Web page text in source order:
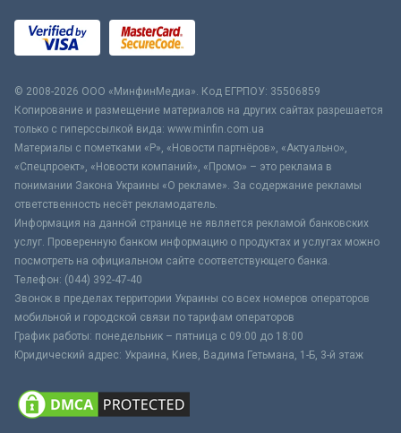
© 2008-2026 ООО «МинфинМедиа». Код ЕГРПОУ: 35506859
Копирование и размещение материалов на других сайтах разрешается
только с гиперссылкой вида: www.minfin.com.ua
Материалы с пометками «Р», «Новости партнёров», «Актуально»,
«Спецпроект», «Новости компаний», «Промо» – это реклама в
понимании Закона Украины «О рекламе». За содержание рекламы
ответственность несёт рекламодатель.
Информация на данной странице не является рекламой банковских
услуг. Проверенную банком информацию о продуктах и услугах можно
посмотреть на официальном сайте соответствующего банка.
Телефон: (044) 392-47-40
Звонок в пределах территории Украины со всех номеров операторов
мобильной и городской связи по тарифам операторов
График работы: понедельник – пятница с 09:00 до 18:00
Юридический адрес: Украина, Киев, Вадима Гетьмана, 1-Б, 3-й этаж